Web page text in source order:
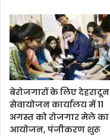
बेरोजगारों के लिए देहरादून
सेवायोजन कार्यालय में 11
अगस्त को रोजगार मेले का
आयोजन, पंजीकरण शुरू